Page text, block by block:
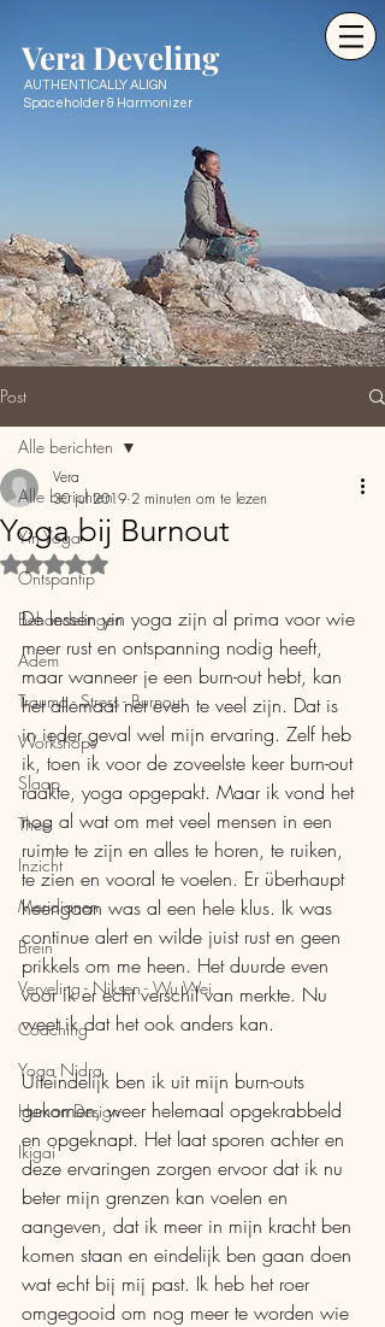
Vera Develing
AUTHENTICALLY ALIGN
Spaceholder & Harmonizer
Post
Alle berichten
Yin Yoga
Ontspantip
Behandelingen
Adem
Trauma - Stress - Burnout
Workshops
Slaap
Thee
Inzicht
Meridianen
Brein
Verveling - Niksen - Wu Wei
Coaching
Yoga Nidra
Human Design
Ikigai
Alle berichten
Yoga bij Burnout
Vera
30 jul 2019 2 minuten om te lezen
Beoordeeld met NaN uit 5 sterren.
De lessen yin yoga zijn al prima voor wie
meer rust en ontspanning nodig heeft,
maar wanneer je een burn-out hebt, kan
het allemaal net even te veel zijn. Dat is
in ieder geval wel mijn ervaring. Zelf heb
ik, toen ik voor de zoveelste keer burn-out
raakte, yoga opgepakt. Maar ik vond het
nog al wat om met veel mensen in een
ruimte te zijn en alles te horen, te ruiken,
te zien en vooral te voelen. Er überhaupt
heengaan was al een hele klus. Ik was
continue alert en wilde juist rust en geen
prikkels om me heen. Het duurde even
voor ik er echt verschil van merkte. Nu
weet ik dat het ook anders kan.
Uiteindelijk ben ik uit mijn burn-outs
gekomen, weer helemaal opgekrabbeld
en opgeknapt. Het laat sporen achter en
deze ervaringen zorgen ervoor dat ik nu
beter mijn grenzen kan voelen en
aangeven, dat ik meer in mijn kracht ben
komen staan en eindelijk ben gaan doen
wat echt bij mij past. Ik heb het roer
omgegooid om nog meer te worden wie